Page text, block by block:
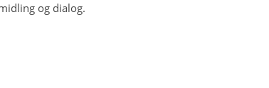
og dialog.